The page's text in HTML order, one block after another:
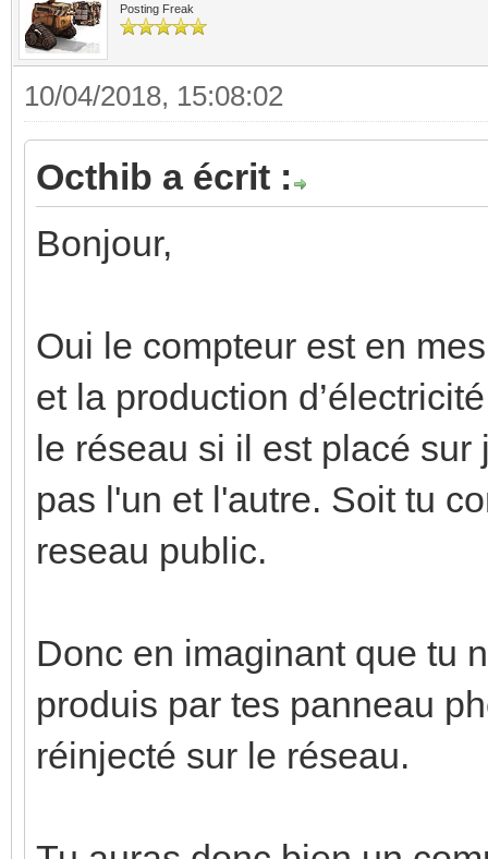
Posting Freak
10/04/2018, 15:08:02
Octhib a écrit :
Bonjour,
Oui le compteur est en
et la production
le réseau si il est placé
pas l'un et l'autre. Soit tu
reseau public.
Donc en imaginant que tu
produis par tes panneau
réinjecté sur le réseau.